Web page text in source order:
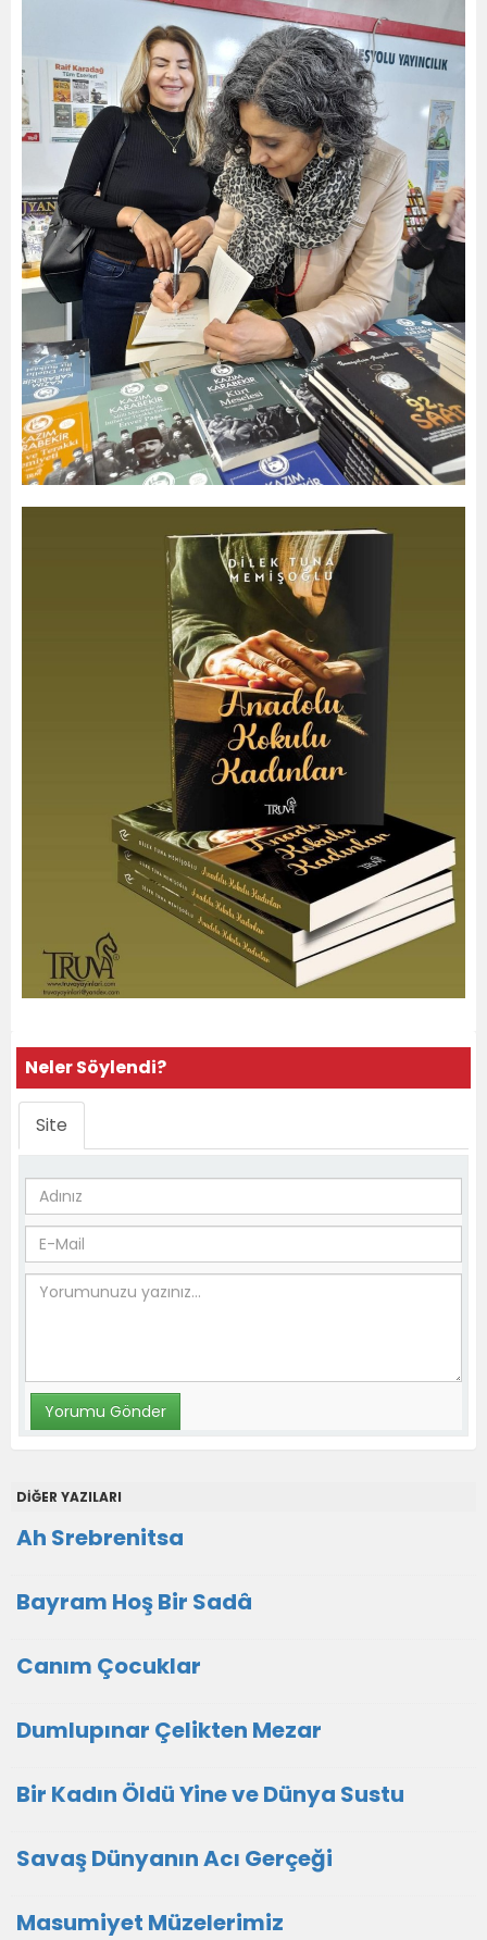
Neler Söylendi?
Site
DİĞER YAZILARI
Ah Srebrenitsa
Bayram Hoş Bir Sadâ
Canım Çocuklar
Dumlupınar Çelikten Mezar
Bir Kadın Öldü Yine ve Dünya Sustu
Savaş Dünyanın Acı Gerçeği
Masumiyet Müzelerimiz